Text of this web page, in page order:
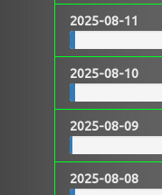
2025-08-11
2025-08-10
2025-08-09
2025-08-08